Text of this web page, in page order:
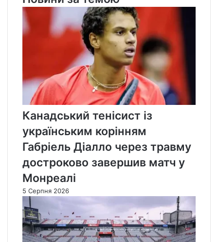
Канадський тенісист із
українським корінням
Габріель Діалло через травму
достроково завершив матч у
Монреалі
5 Серпня 2026